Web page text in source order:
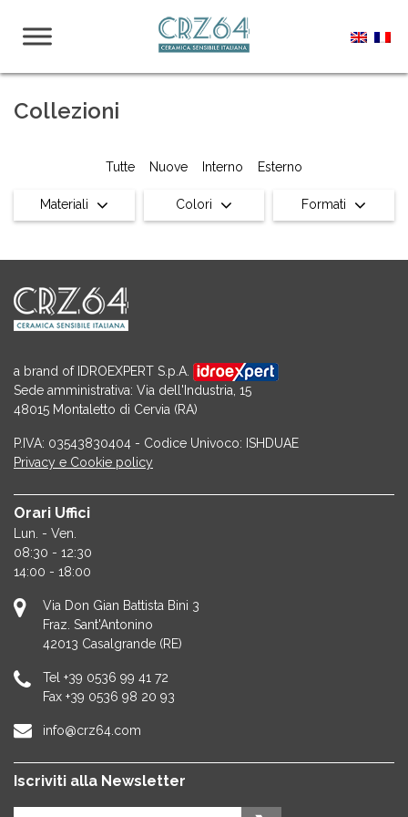
Collezioni
Tutte Nuove Interno Esterno
Materiali Colori Formati
a brand of IDROEXPERT S.p.A.
Sede amministrativa: Via dell'Industria, 15
48015 Montaletto di Cervia (RA)
P.IVA: 03543830404 - Codice Univoco: ISHDUAE
Privacy e Cookie policy
Orari Uffici
Lun. - Ven.
08:30 - 12:30
14:00 - 18:00
Via Don Gian Battista Bini 3
Fraz. Sant'Antonino
42013 Casalgrande (RE)
Tel +39 0536 99 41 72
Fax +39 0536 98 20 93
info@crz64.com
Iscriviti alla Newsletter